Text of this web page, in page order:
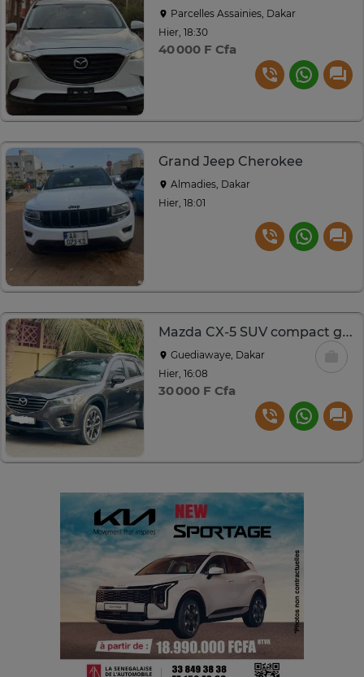
Parcelles Assainies, Dakar
Hier, 18:30
40 000 F Cfa
Grand Jeep Cherokee
Almadies, Dakar
Hier, 18:01
Mazda CX-5 SUV compact gris automatique essence
Guediawaye, Dakar
Hier, 16:08
30 000 F Cfa